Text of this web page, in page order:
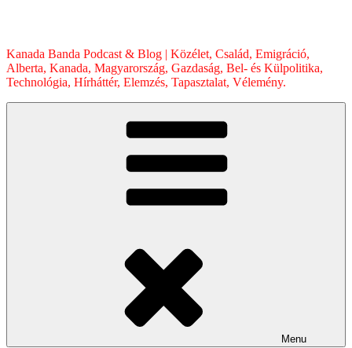
Kanada Banda Podcast & Blog | Közélet, Család, Emigráció,
Alberta, Kanada, Magyarország, Gazdaság, Bel- és Külpolitika,
Technológia, Hírháttér, Elemzés, Tapasztalat, Vélemény.
Menu